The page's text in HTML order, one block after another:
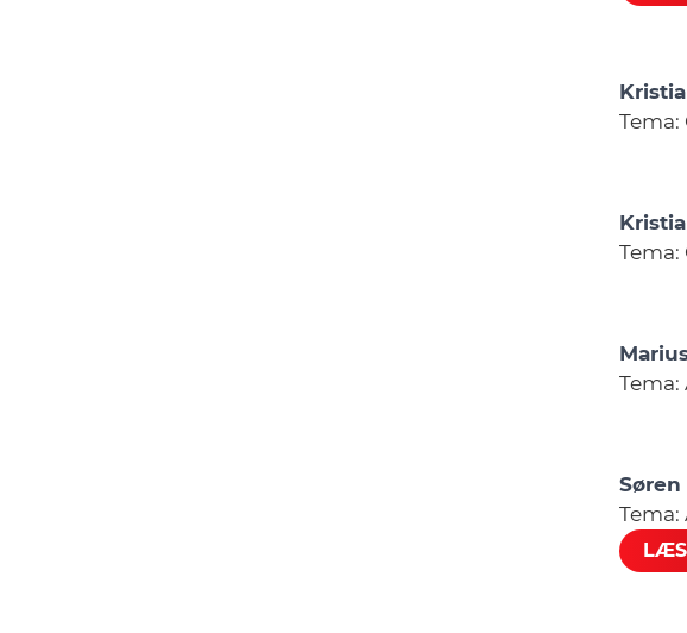
Søren
LÆS